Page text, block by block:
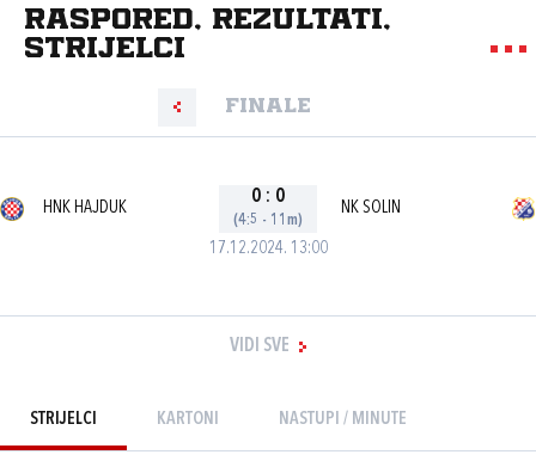
Raspored, rezultati,
strijelci
Finale
17.12.2024. 13:00
HNK HAJDUK
0 : 0
(4:5 - 11m)
NK SOLIN
VIDI SVE
STRIJELCI KARTONI NASTUPI / MINUTE